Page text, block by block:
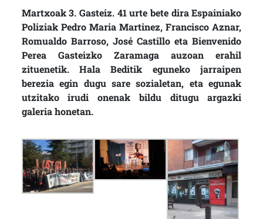
Martxoak 3. Gasteiz. 41 urte bete dira Espainiako
Poliziak Pedro Maria Martinez, Francisco Aznar,
Romualdo Barroso, José Castillo eta Bienvenido
Perea Gasteizko Zaramaga auzoan erahil
zituenetik. Hala Beditik eguneko jarraipen
berezia egin dugu sare sozialetan, eta egunak
utzitako irudi onenak bildu ditugu argazki
galeria honetan.